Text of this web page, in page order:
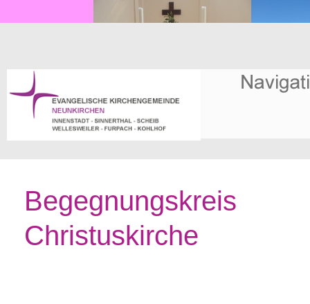
Begegnungskreis
Christuskirche